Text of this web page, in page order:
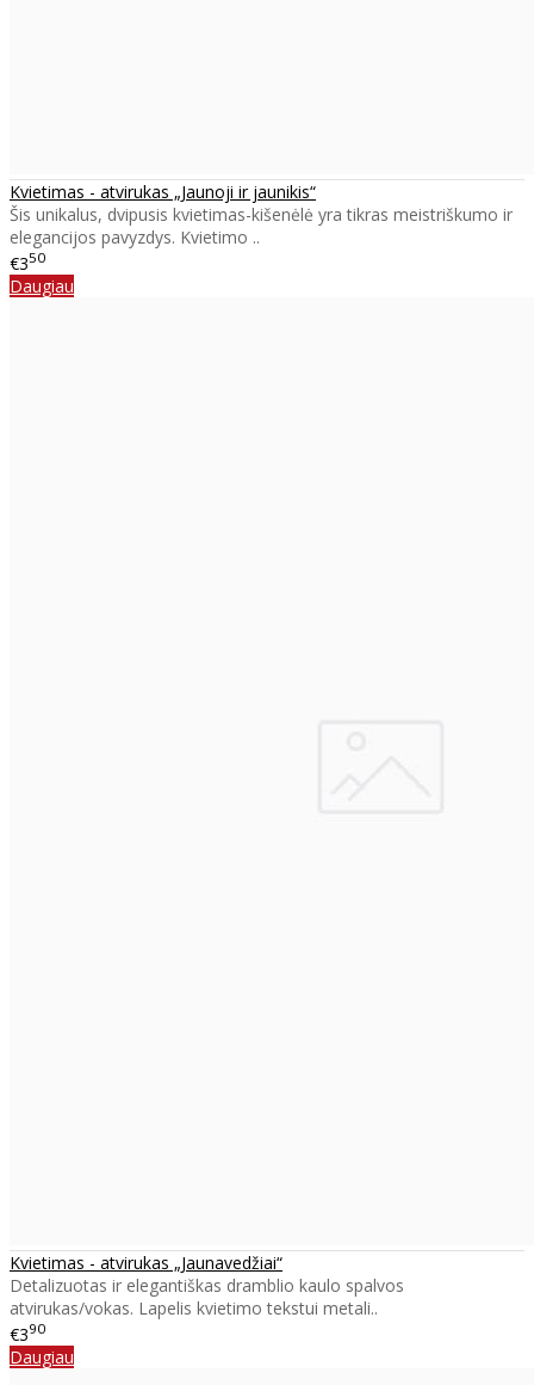
Kvietimas - atvirukas „Jaunoji ir jaunikis“
Šis unikalus, dvipusis kvietimas-kišenėlė yra tikras meistriškumo ir
elegancijos pavyzdys. Kvietimo ..
€350
Daugiau
Kvietimas - atvirukas „Jaunavedžiai“
Detalizuotas ir elegantiškas dramblio kaulo spalvos
atvirukas/vokas. Lapelis kvietimo tekstui metali..
€390
Daugiau